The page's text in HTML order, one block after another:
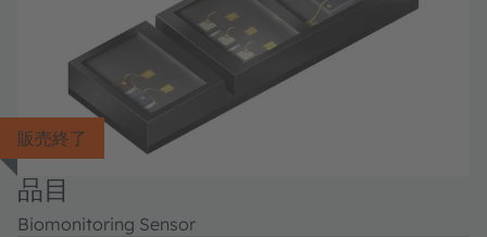
販売終了
品目
Biomonitoring Sensor